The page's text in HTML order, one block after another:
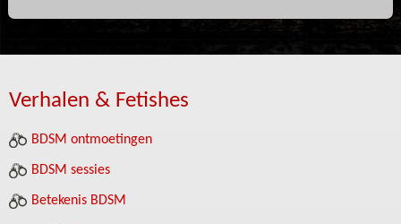
Verhalen & Fetishes
BDSM ontmoetingen
BDSM sessies
Betekenis BDSM